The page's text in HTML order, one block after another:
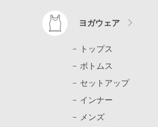
ヨガウェア
トップス
ボトムス
セットアップ
インナー
メンズ